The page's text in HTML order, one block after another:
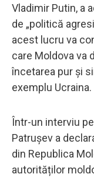
Vladimir Putin, a
de „politică
acest lucru va
care Moldova va
încetarea pur și
exemplu Ucraina.
Într-un interviu
Patrușev a
din Republica
autorităților